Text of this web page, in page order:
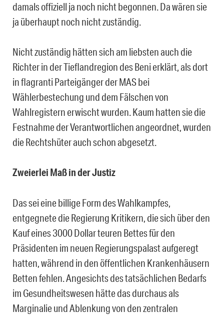
damals offiziell ja noch nicht begonnen. Da wären sie
ja überhaupt noch nicht zuständig.
Nicht zuständig hätten sich am liebsten auch die
Richter in der Tieflandregion des Beni erklärt, als dort
in flagranti Parteigänger der MAS bei
Wählerbestechung und dem Fälschen von
Wahlregistern erwischt wurden. Kaum hatten sie die
Festnahme der Verantwortlichen angeordnet, wurden
die Rechtshüter auch schon abgesetzt.
Zweierlei Maß in der Justiz
Das sei eine billige Form des Wahlkampfes,
entgegnete die Regierung Kritikern, die sich über den
Kauf eines 3000 Dollar teuren Bettes für den
Präsidenten im neuen Regierungspalast aufgeregt
hatten, während in den öffentlichen Krankenhäusern
Betten fehlen. Angesichts des tatsächlichen Bedarfs
im Gesundheitswesen hätte das durchaus als
Marginalie und Ablenkung von den zentralen